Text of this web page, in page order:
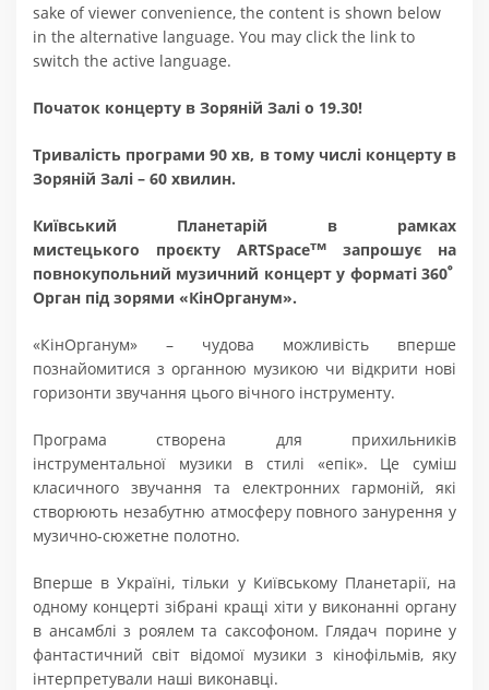
sake of viewer convenience, the content is shown below
in the alternative language. You may click the link to
switch the active language.
Початок концерту в Зоряній Залі о 19.30!
Тривалість програми 90 хв, в тому числі концерту в
Зоряній Залі – 60 хвилин.
Київський Планетарій в рамках
мистецького проєкту ARTSpaceтм
запрошує на
повнокупольний музичний концерт у форматі 360ﹾ
Орган під зорями «КінОрганум».
«КінОрганум» – чудова можливість вперше
познайомитися з органною музикою чи відкрити нові
горизонти звучання цього вічного інструменту.
Програма створена для прихильників
інструментальної музики в стилі «епік». Це суміш
класичного звучання та електронних гармоній, які
створюють незабутню атмосферу повного занурення у
музично-сюжетне полотно.
Вперше в Україні, тільки у Київському Планетарії, на
одному концерті зібрані кращі хіти у виконанні органу
в ансамблі з роялем та саксофоном. Глядач порине у
фантастичний світ відомої музики з кінофільмів, яку
інтерпретували наші виконавці.